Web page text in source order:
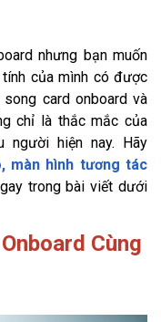
nhưng bạn muốn
của mình có được
card onboard và
chỉ là thắc mắc của
người hiện nay. Hãy
màn hình tương tác
trong bài viết dưới
Cùng